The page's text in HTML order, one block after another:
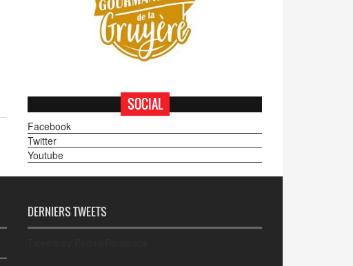
SOCIAL
Facebook
Twitter
Youtube
DERNIERS TWEETS